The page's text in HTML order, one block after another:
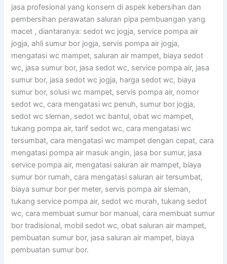
jasa profesional yang konsern di aspek kebersihan dan
pembersihan perawatan saluran pipa pembuangan yang
macet , diantaranya: sedot wc jogja, service pompa air
jogja, ahli sumur bor jogja, servis pompa air jogja,
mengatasi wc mampet, saluran air mampet, biaya sedot
wc, jasa sumur bor, jasa sedot wc, service pompa air, jasa
sumur bor, jasa sedot wc jogja, harga sedot wc, biaya
sumur bor, solusi wc mampet, servis pompa air, nomor
sedot wc, cara mengatasi wc penuh, sumur bor jogja,
sedot wc sleman, sedot wc bantul, obat wc mampet,
tukang pompa air, tarif sedot wc, cara mengatasi wc
tersumbat, cara mengatasi wc mampet dengan cepat, cara
mengatasi pompa air masuk angin, jasa bor sumur, jasa
service pompa air, mengatasi saluran air mampet, biaya
sumur bor rumah, cara mengatasi saluran air tersumbat,
biaya sumur bor per meter, servis pompa air sleman,
tukang service pompa air, sedot wc murah, tukang sedot
wc, cara membuat sumur bor manual, cara membuat sumur
bor tradisional, mobil sedot wc, obat saluran air mampet,
pembuatan sumur bor, jasa saluran air mampet, biaya
pembuatan sumur bor.